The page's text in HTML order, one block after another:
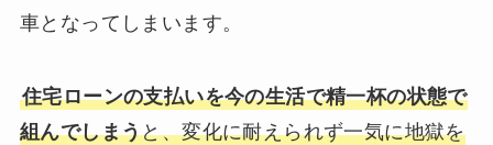
車となってしまいます。
住宅ローンの支払いを今の生活で精一杯の状態で
組んでしまうと、変化に耐えられず一気に地獄を